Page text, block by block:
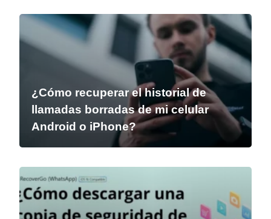
¿Cómo recuperar el historial de
llamadas borradas de mi celular
Android o iPhone?